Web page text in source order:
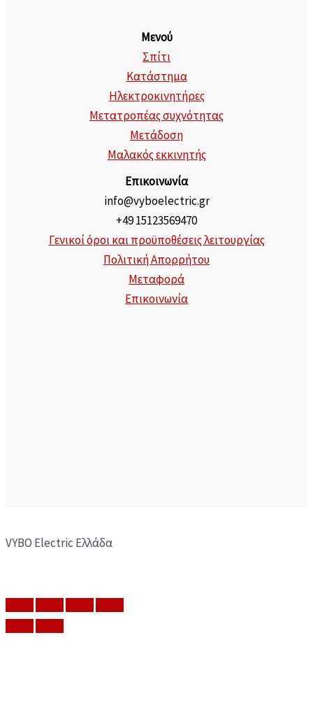
Μενού
Σπίτι
Κατάστημα
Ηλεκτροκινητήρες
Μετατροπέας συχνότητας
Μετάδοση
Μαλακός εκκινητής
Επικοινωνία
info@vyboelectric.gr
+49 15123569470
Γενικοί όροι και προϋποθέσεις λειτουργίας
Πολιτική Απορρήτου
Μεταφορά
Επικοινωνία
VYBO Electric Ελλάδα